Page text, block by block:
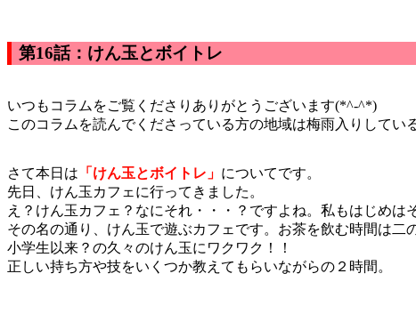
第16話：けん玉とボイトレ
いつもコラムをご覧くださりありがとうございます(*^-^*)
このコラムを読んでくださっている方の地域は梅雨入りしてい
さて本日は 「けん玉とボイトレ」 についてです。
先日、けん玉カフェに行ってきました。
え？けん玉カフェ？なにそれ・・・？ですよね。私もはじめは
その名の通り、けん玉で遊ぶカフェです。お茶を飲む時間は二
小学生以来？の久々のけん玉にワクワク！！
正しい持ち方や技をいくつか教えてもらいながらの２時間。